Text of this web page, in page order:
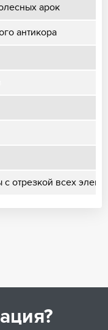
арок
антикора
отрезкой всех